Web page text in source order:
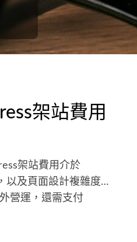
架站費用
架站費用介於
以及頁面設計複雜度…
營運，還需支付